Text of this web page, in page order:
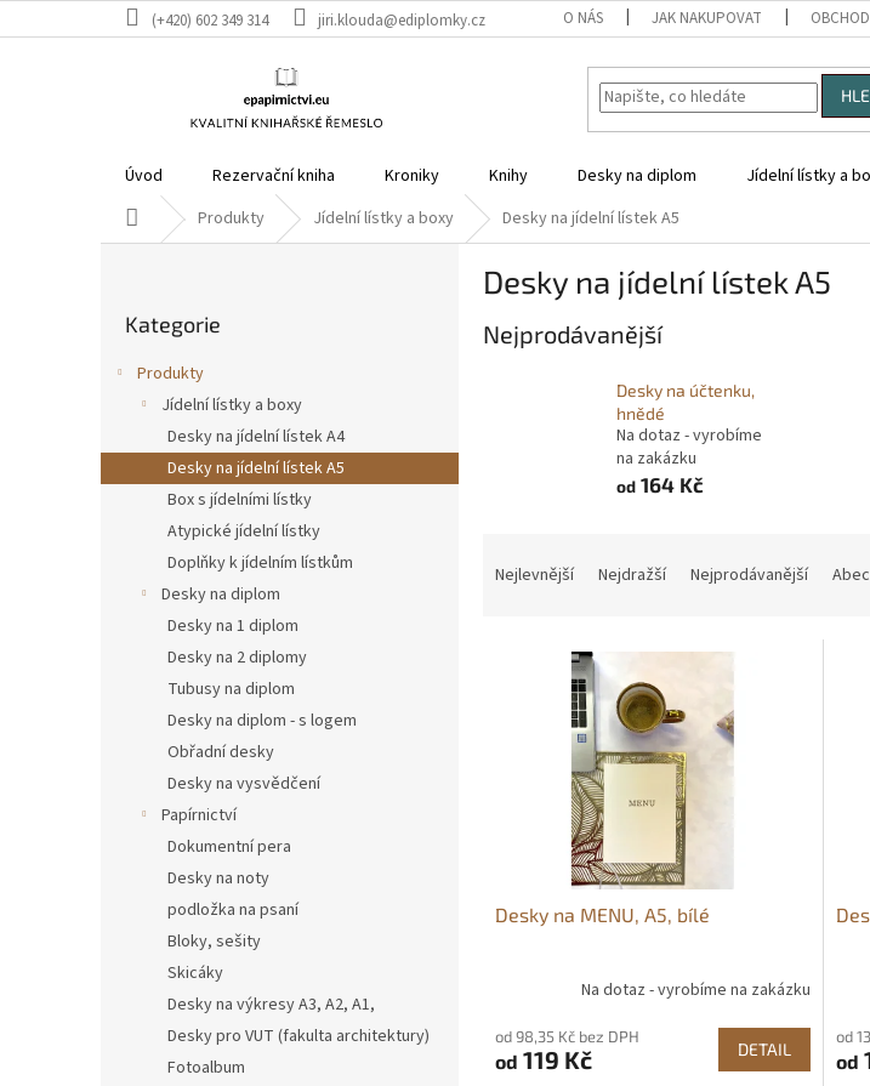
na
(+420) 602 349 314 jiri.klouda@ediplomky.cz O NÁS JAK NAKUPOVAT
Úvod Rezervační kniha Kroniky Knihy Desky na diplom Jídelní lístky a
Domů Produkty Jídelní lístky a boxy Desky na jídelní lístek A5
kategorie
Kategorie
Produkty
Jídelní lístky a boxy
Desky na jídelní lístek A4
Desky na jídelní lístek A5
Box s jídelními lístky
Atypické jídelní lístky
Doplňky k jídelním lístkům
Desky na diplom
Desky na 1 diplom
Desky na 2 diplomy
Tubusy na diplom
Desky na diplom - s logem
Obřadní desky
Desky na vysvědčení
Papírnictví
Dokumentní pera
Desky na noty
podložka na psaní
Bloky, sešity
Skicáky
Desky na výkresy A3, A2, A1,
Desky pro VUT (fakulta architektury)
Fotoalbum
Desky na jídelní lístek A5
Nejprodávanější
Desky na účtenku,
hnědé
Na dotaz - vyrobíme
na zakázku
od 164 Kč
Nejlevnější Nejdražší Nejprodávanější
Desky na MENU, A5, bílé
Na dotaz - vyrobíme na zakázku
od 98,35 Kč bez DPH
od 119 Kč DETAIL
od
od